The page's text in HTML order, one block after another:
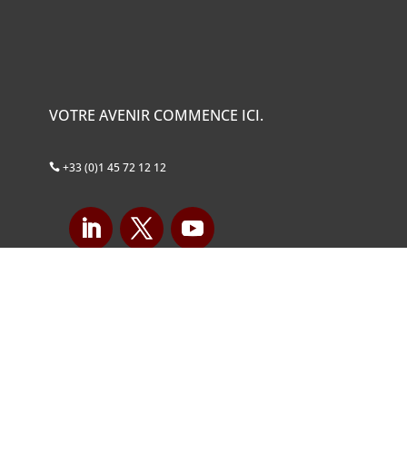
VOTRE AVENIR COMMENCE ICI.
+33 (0)1 45 72 12 12